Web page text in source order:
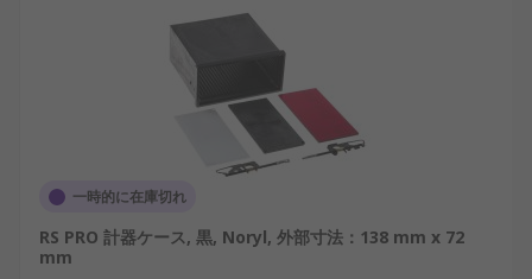
一時的に在庫切れ
RS PRO 計器ケース, 黒, Noryl, 外部寸法：138 mm x 72
mm